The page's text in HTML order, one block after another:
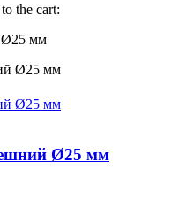
the cart:
Ø25 мм
Ø25 мм